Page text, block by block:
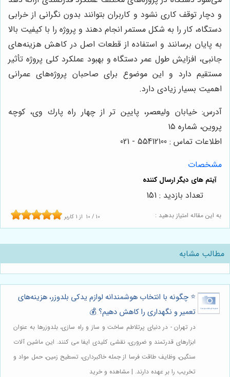
و دچار توقف کاری نشود و کاربران بتوانند بدون نگرانی از خرابی
دستگاه، کار را به شکل مستمر انجام دهند و پروژه را با کیفیت بالا
به پایان برسانند و استفاده از قطعات اصل در کاهش هزینه‌های
جانبی، افزایش طول عمر دستگاه و بهبود عملکرد کلی پروژه تأثیر
مستقیم دارد و این موضوع برای صاحبان پروژه‌های عمرانی
اهمیت بسیار زیادی دارد.
آدرس: خيابان وليعصر، پايين تر از چهار راه پارك وى، كوچه
پروين، شماره ١٥
اطلاعات تماس : 55412100 - 021
مشخصات
به این مقاله امتیاز بدهید : 10 / 10 از 1 کاربر
تعداد بازدید : 151
مطالب مشابه
⭐️ چگونه با انتخاب هوشمندانه لوازم یدکی بلدوزر، هزینه‌های
تعمیر و نگهداری را کاهش دهیم؟ 💰
در تهران - در دنیای پرتلاطم ساخت و ساز و راه سازی، بلدوزرها به عنوان
ابزارهای قدرتمند و ضروری، نقشی کلیدی ایفا می کنند. این ماشین آلات
سنگین، وظایف طاقت فرسا از جمله خاکبرداری، تسطیح زمین، حمل مواد و
تخریب را بر عهده دارند. | مشاهده و خرید